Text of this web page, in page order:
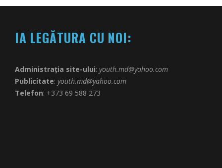
IA LEGĂTURA CU NOI:
Administrația site-ului: youth.md@yahoo.com
Publicitate: youth.md@yahoo.com
Telefon: +373 69 588 273